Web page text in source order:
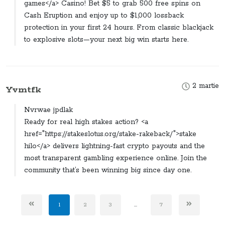
games</a> Casino! Bet $5 to grab 500 free spins on
Cash Eruption and enjoy up to $1,000 lossback
protection in your first 24 hours. From classic blackjack
to explosive slots—your next big win starts here.
2 martie
Yvmtfk
Nvrwae jpdlak
Ready for real high stakes action? <a
href="https://stakeslotus.org/stake-rakeback/">stake
hilo</a> delivers lightning-fast crypto payouts and the
most transparent gambling experience online. Join the
community that’s been winning big since day one.
1 2 3 ... 7